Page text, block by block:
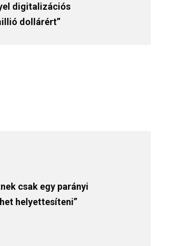
digitalizációs
dollárért”
csak egy parányi
helyettesíteni”